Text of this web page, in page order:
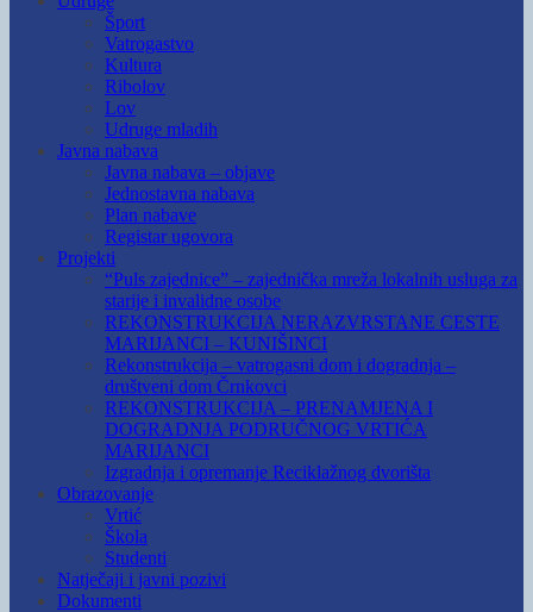
Šport
Vatrogastvo
Kultura
Ribolov
Lov
Udruge mladih
Javna nabava
Javna nabava – objave
Jednostavna nabava
Plan nabave
Registar ugovora
Projekti
“Puls zajednice” – zajednička mreža lokalnih usluga za
starije i invalidne osobe
REKONSTRUKCIJA NERAZVRSTANE CESTE
MARIJANCI – KUNIŠINCI
Rekonstrukcija – vatrogasni dom i dogradnja –
društveni dom Črnkovci
REKONSTRUKCIJA – PRENAMJENA I
DOGRADNJA PODRUČNOG VRTIĆA
MARIJANCI
Izgradnja i opremanje Reciklažnog dvorišta
Obrazovanje
Vrtić
Škola
Studenti
Natječaji i javni pozivi
Dokumenti